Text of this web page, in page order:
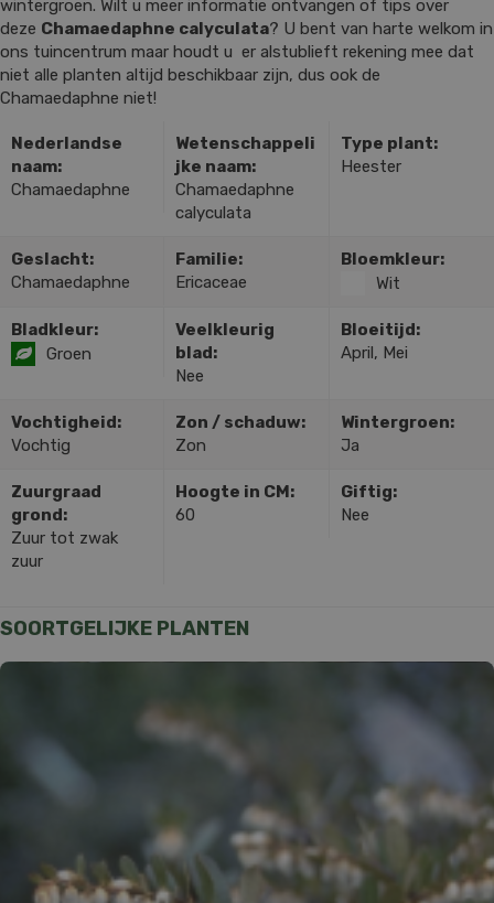
wintergroen. Wilt u meer informatie ontvangen of tips over
deze Chamaedaphne calyculata? U bent van harte welkom in
ons tuincentrum maar houdt u er alstublieft rekening mee dat
niet alle planten altijd beschikbaar zijn, dus ook de
Chamaedaphne niet!
Nederlandse
naam:
Chamaedaphne
Wetenschappeli
jke naam:
Chamaedaphne
calyculata
Type plant:
Heester
Geslacht:
Chamaedaphne
Familie:
Ericaceae
Bloemkleur:
Wit
Bladkleur:
Groen
Veelkleurig
blad:
Nee
Bloeitijd:
April, Mei
Vochtigheid:
Vochtig
Zon / schaduw:
Zon
Wintergroen:
Ja
Zuurgraad
grond:
Zuur tot zwak
zuur
Hoogte in CM:
60
Giftig:
Nee
SOORTGELIJKE PLANTEN